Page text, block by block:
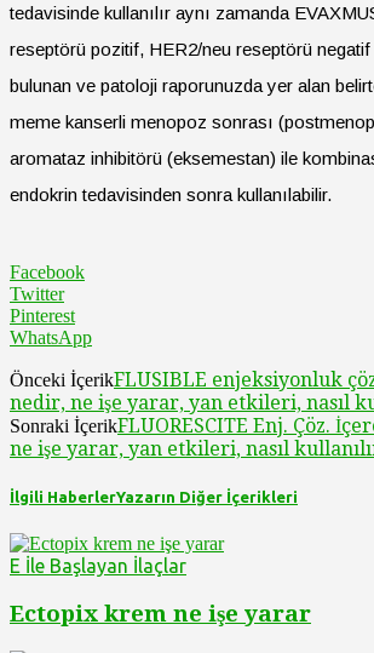
tedavisinde kullanılır aynı zamanda
reseptörü pozitif, HER2/neu reseptörü
bulunan ve patoloji raporunuzda yer alan
meme kanserli menopoz sonrası
aromataz inhibitörü (eksemestan) ile
endokrin tedavisinden sonra kullanılabilir.
Facebook
Twitter
Pinterest
WhatsApp
Önceki İçerikFLUSIBLE enjeksiyonluk
nedir, ne işe yarar, yan etkileri, nasıl
Sonraki İçerikFLUORESCITE Enj. Çöz.
ne işe yarar, yan etkileri, nasıl
İlgili HaberlerYazarın Diğer İçerikleri
E İle Başlayan İlaçlar
Ectopix krem ne işe yarar